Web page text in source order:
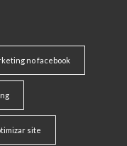
no facebook
site